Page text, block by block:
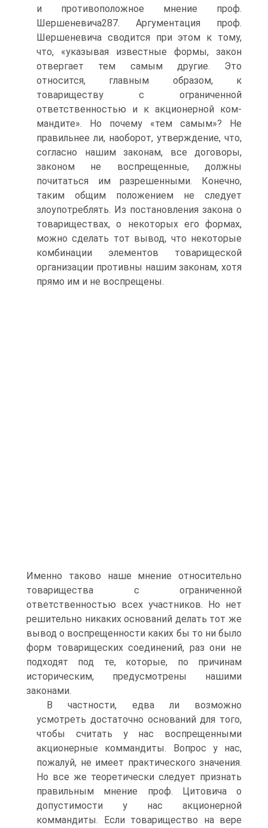
и противоположное мнение проф.
Шершеневича287. Аргументация проф.
Шершеневича сводится при этом к тому,
что, «указывая известные формы, закон
отвергает тем самым другие. Это
относится, главным образом, к
товариществу с ограниченной
ответственностью и к акционерной ком-
мандите». Но почему «тем самым»? Не
правильнее ли, наоборот, утверждение, что,
согласно нашим законам, все договоры,
законом не воспрещенные, должны
почитаться им разрешенными. Конечно,
таким общим положением не следует
злоупотреблять. Из постановления закона о
товариществах, о некоторых его формах,
можно сделать тот вывод, что некоторые
комбинации элементов товарищеской
организации противны нашим законам, хотя
прямо им и не воспрещены.
Именно таково наше мнение относительно
товарищества с ограниченной
ответственностью всех участников. Но нет
решительно никаких оснований делать тот же
вывод о воспрещенности каких бы то ни было
форм товарищеских соединений, раз они не
подходят под те, которые, по причинам
историческим, предусмотрены нашими
законами.
В частности, едва ли возможно
усмотреть достаточно оснований для того,
чтобы считать у нас воспрещенными
акционерные коммандиты. Вопрос у нас,
пожалуй, не имеет практического значения.
Но все же теоретически следует признать
правильным мнение проф. Цитовича о
допустимости у нас акционерной
коммандиты. Если товарищество на вере